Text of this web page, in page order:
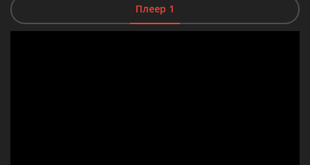
Плеер 1